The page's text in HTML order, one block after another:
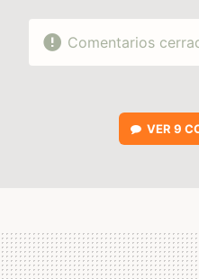
Comentarios
VER 9